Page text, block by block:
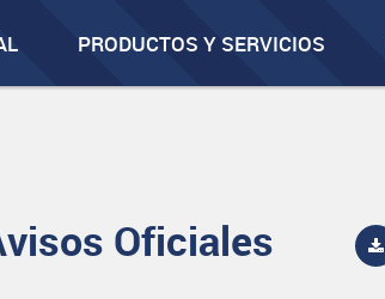
PRODUCTOS Y SERVICIOS
Oficiales